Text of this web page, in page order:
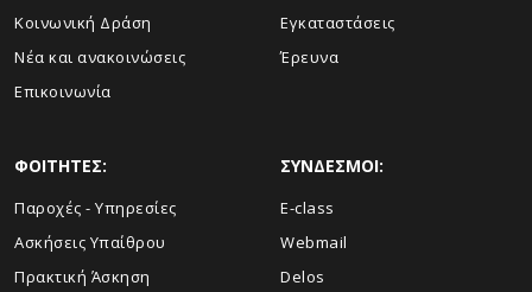
Κοινωνική Δράση
Νέα και ανακοινώσεις
Επικοινωνία
Εγκαταστάσεις
Έρευνα
ΦΟΙΤΗΤΕΣ:
Παροχές - Υπηρεσίες
Ασκήσεις Υπαίθρου
Πρακτική Άσκηση
ΣΥΝΔΕΣΜΟΙ:
E-class
Webmail
Delos